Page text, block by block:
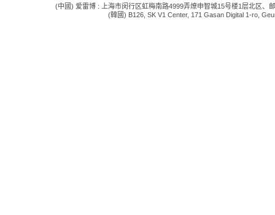
(中國) 爱雷博 : 上海市闵行区虹梅南路4999弄燎申智城15号楼1层北区、
(韓國) B126, SK V1 Center, 171 Gasan Digital 1-ro,